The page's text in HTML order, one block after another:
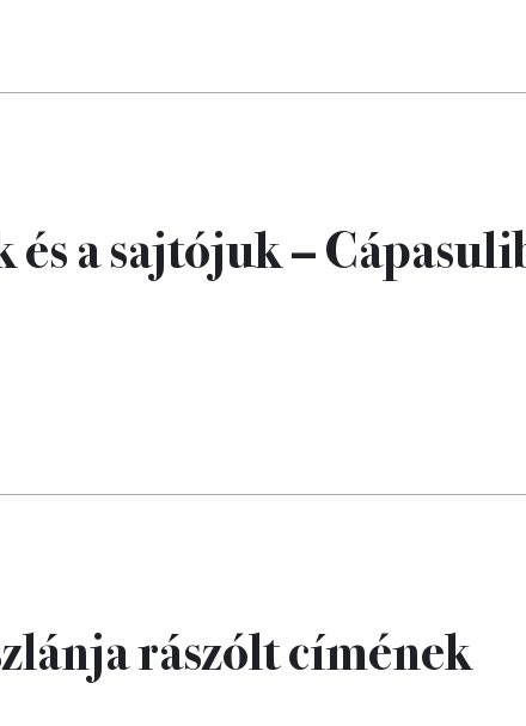
a sajtójuk –
rászólt címének